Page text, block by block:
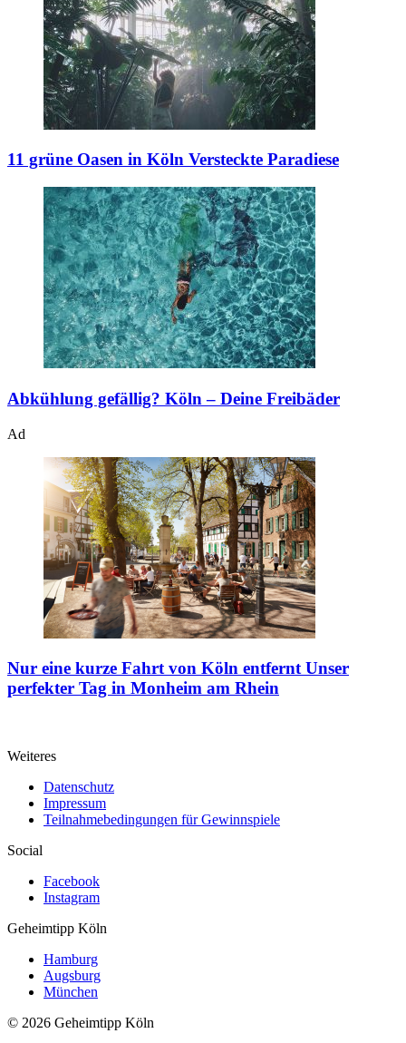
11 grüne Oasen in Köln Versteckte Paradiese
Abkühlung gefällig? Köln – Deine Freibäder
Ad
Nur eine kurze Fahrt von Köln entfernt Unser
perfekter Tag in Monheim am Rhein
Weiteres
Datenschutz
Impressum
Teilnahmebedingungen für Gewinnspiele
Social
Facebook
Instagram
Geheimtipp Köln
Hamburg
Augsburg
München
© 2026 Geheimtipp Köln